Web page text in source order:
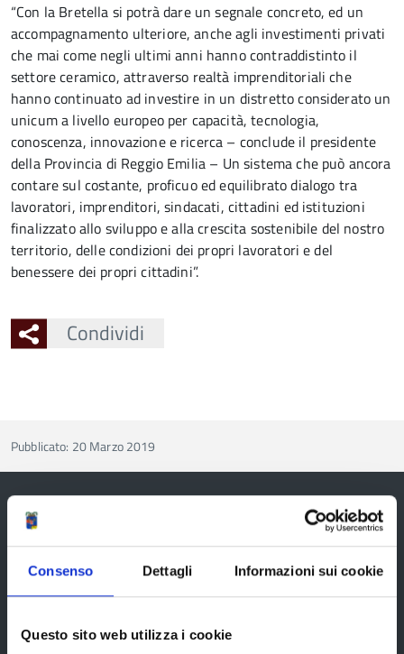
Consenso Dettagli Informazioni sui cookie
Questo sito web utilizza i cookie
“Con la Bretella si potrà dare un segnale concreto, ed un
accompagnamento ulteriore, anche agli investimenti privati
che mai come negli ultimi anni hanno contraddistinto il
settore ceramico, attraverso realtà imprenditoriali che
hanno continuato ad investire in un distretto considerato un
unicum a livello europeo per capacità, tecnologia,
conoscenza, innovazione e ricerca – conclude il presidente
della Provincia di Reggio Emilia – Un sistema che può ancora
contare sul costante, proficuo ed equilibrato dialogo tra
lavoratori, imprenditori, sindacati, cittadini ed istituzioni
finalizzato allo sviluppo e alla crescita sostenibile del nostro
territorio, delle condizioni dei propri lavoratori e del
benessere dei propri cittadini”.
Condividi
Pubblicato: 20 Marzo 2019
Provincia di Reggio Emilia